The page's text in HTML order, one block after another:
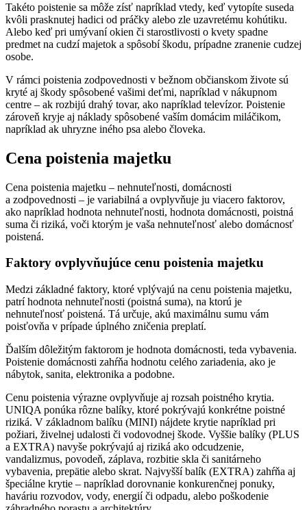
Takéto poistenie sa môže zísť napríklad vtedy, keď vytopíte suseda
kvôli prasknutej hadici od práčky alebo zle uzavretému kohútiku.
Alebo keď pri umývaní okien či starostlivosti o kvety spadne
predmet na cudzí majetok a spôsobí škodu, prípadne zranenie cudzej
osobe.
V rámci poistenia zodpovednosti v bežnom občianskom živote sú
kryté aj škody spôsobené vašimi deťmi, napríklad v nákupnom
centre – ak rozbijú drahý tovar, ako napríklad televízor. Poistenie
zároveň kryje aj náklady spôsobené vaším domácim miláčikom,
napríklad ak uhryzne iného psa alebo človeka.
Cena poistenia majetku
Cena poistenia majetku – nehnuteľnosti, domácnosti
a zodpovednosti – je variabilná a ovplyvňuje ju viacero faktorov,
ako napríklad hodnota nehnuteľnosti, hodnota domácnosti, poistná
suma či riziká, voči ktorým je vaša nehnuteľnosť alebo domácnosť
poistená.
Faktory ovplyvňujúce cenu poistenia majetku
Medzi základné faktory, ktoré vplývajú na cenu poistenia majetku,
patrí hodnota nehnuteľnosti (poistná suma), na ktorú je
nehnuteľnosť poistená. Tá určuje, akú maximálnu sumu vám
poisťovňa v prípade úplného zničenia preplatí.
Ďalším dôležitým faktorom je hodnota domácnosti, teda vybavenia.
Poistenie domácnosti zahŕňa hodnotu celého zariadenia, ako je
nábytok, sanita, elektronika a podobne.
Cenu poistenia výrazne ovplyvňuje aj rozsah poistného krytia.
UNIQA ponúka rôzne balíky, ktoré pokrývajú konkrétne poistné
riziká. V základnom balíku (MINI) nájdete krytie napríklad pri
požiari, živelnej udalosti či vodovodnej škode. Vyššie balíky (PLUS
a EXTRA) navyše pokrývajú aj riziká ako odcudzenie,
vandalizmus, povodeň, záplava, rozbitie skla či sanitárneho
vybavenia, prepätie alebo skrat. Najvyšší balík (EXTRA) zahŕňa aj
špeciálne krytie – napríklad dorovnanie konkurenčnej ponuky,
haváriu rozvodov, vody, energií či odpadu, alebo poškodenie